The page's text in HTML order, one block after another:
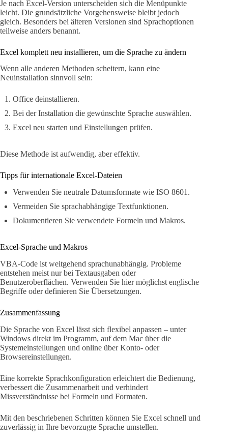
Je nach Excel-Version unterscheiden sich die Menüpunkte
leicht. Die grundsätzliche Vorgehensweise bleibt jedoch
gleich. Besonders bei älteren Versionen sind Sprachoptionen
teilweise anders benannt.
Excel komplett neu installieren, um die Sprache zu ändern
Wenn alle anderen Methoden scheitern, kann eine
Neuinstallation sinnvoll sein:
Office deinstallieren.
Bei der Installation die gewünschte Sprache auswählen.
Excel neu starten und Einstellungen prüfen.
Diese Methode ist aufwendig, aber effektiv.
Tipps für internationale Excel-Dateien
Verwenden Sie neutrale Datumsformate wie ISO 8601.
Vermeiden Sie sprachabhängige Textfunktionen.
Dokumentieren Sie verwendete Formeln und Makros.
Excel-Sprache und Makros
VBA-Code ist weitgehend sprachunabhängig. Probleme
entstehen meist nur bei Textausgaben oder
Benutzeroberflächen. Verwenden Sie hier möglichst englische
Begriffe oder definieren Sie Übersetzungen.
Zusammenfassung
Die Sprache von Excel lässt sich flexibel anpassen – unter
Windows direkt im Programm, auf dem Mac über die
Systemeinstellungen und online über Konto- oder
Browsereinstellungen.
Eine korrekte Sprachkonfiguration erleichtert die Bedienung,
verbessert die Zusammenarbeit und verhindert
Missverständnisse bei Formeln und Formaten.
Mit den beschriebenen Schritten können Sie Excel schnell und
zuverlässig in Ihre bevorzugte Sprache umstellen.